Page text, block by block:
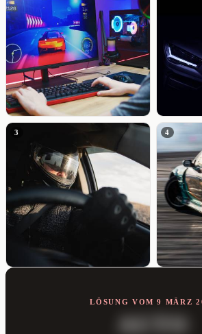
3 4
LÖSUNG VOM 9 MÄRZ
AUTO